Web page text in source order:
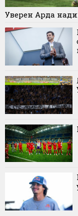
Уверен Арда